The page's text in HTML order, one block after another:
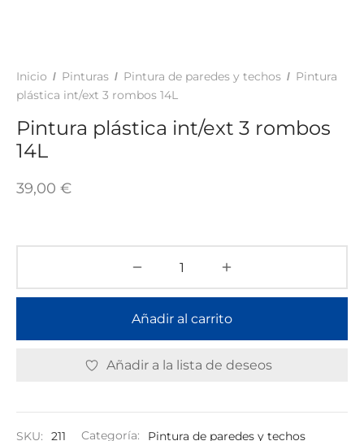
Inicio / Pinturas / Pintura de paredes y techos / Pintura
plástica int/ext 3 rombos 14L
Pintura plástica int/ext 3 rombos
14L
39,00 €
Añadir al carrito
Añadir a la lista de deseos
SKU: 211 Categoría:
Pintura de paredes y techos